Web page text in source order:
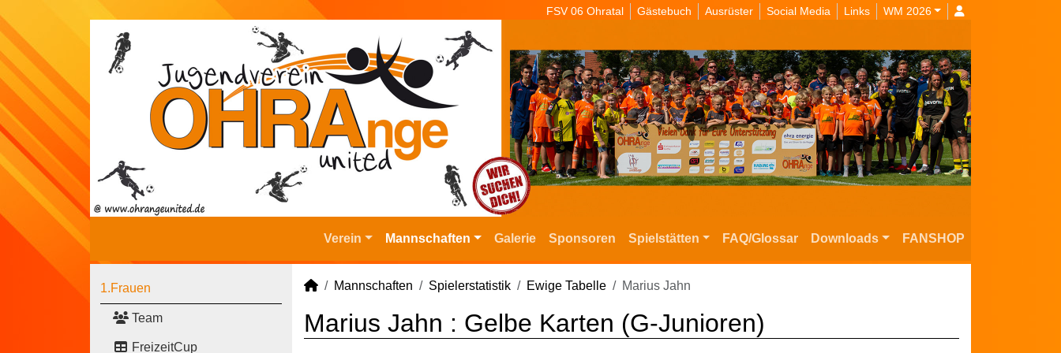
FSV 06 Ohratal Gästebuch Ausrüster Social Media Links WM 2026
Verein Mannschaften Galerie Sponsoren Spielstätten FAQ/Glossar Downloads FANSHOP
1.Frauen
Team
FreizeitCup
Mannschaften Spielerstatistik Ewige Tabelle Marius Jahn
Marius Jahn : Gelbe Karten (G-Junioren)